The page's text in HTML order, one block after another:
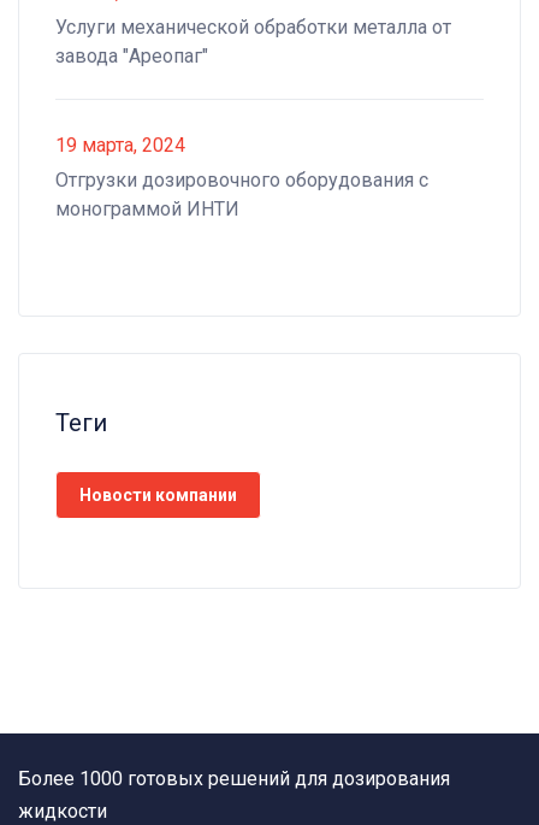
Услуги механической обработки металла от
завода "Ареопаг"
19 марта, 2024
Отгрузки дозировочного оборудования с
монограммой ИНТИ
Теги
Новости компании
Более 1000 готовых решений для дозирования
жидкости